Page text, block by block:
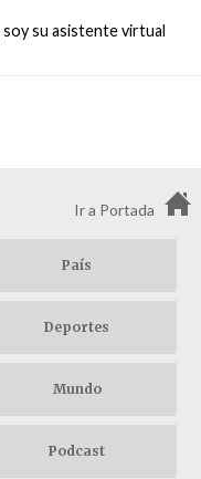
soy su asistente virtual
Ir a Portada
País
Deportes
Mundo
Podcast